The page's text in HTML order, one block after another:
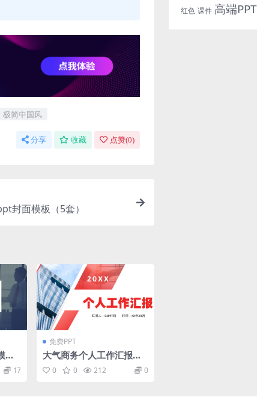
极简中国风
分享 收藏 点赞(0)
封面模板（5套）
板
Pr17
免费PPT
大气商务个人工作汇报企
业部门项目计划总结PPT
模板
0 0 212 0
红色 课件 高端PPT